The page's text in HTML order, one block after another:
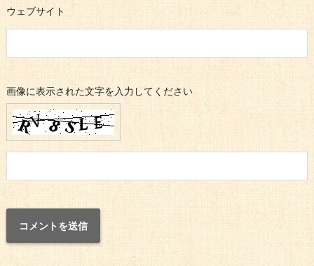
ウェブサイト
画像に表示された文字を入力してください